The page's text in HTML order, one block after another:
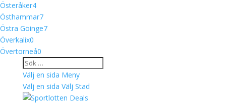
Österåker4
Östhammar7
Östra Göinge7
Överkalix0
Övertorneå0
Välj en sida Meny
Välj en sida Välj Stad